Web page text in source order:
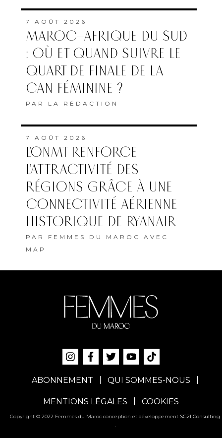
7 AOÛT 2026
MAROC–AFRIQUE DU SUD
: OÙ ET QUAND SUIVRE LE
QUART DE FINALE DE LA
CAN FÉMININE ?
PAR LA RÉDACTION
7 AOÛT 2026
L’ONMT RENFORCE
L’ATTRACTIVITÉ DES
RÉGIONS GRÂCE À UNE
CONNECTIVITÉ AÉRIENNE
HISTORIQUE DE RYANAIR
PAR FEMMES DU MAROC AVEC
MAP
ABONNEMENT QUI SOMMES-NOUS
MENTIONS LÉGALES COOKIES
Copyright © 2022 Femmes du Maroc conception et développement SG2I Consulting